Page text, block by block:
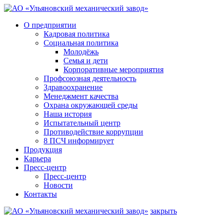
О предприятии
Кадровая политика
Социальная политика
Молодёжь
Семья и дети
Корпоративные мероприятия
Профсоюзная деятельность
Здравоохранение
Менеджмент качества
Охрана окружающей среды
Наша история
Испытательный центр
Противодействие коррупции
8 ПСЧ информирует
Продукция
Карьера
Пресс-центр
Пресс-центр
Новости
Контакты
закрыть